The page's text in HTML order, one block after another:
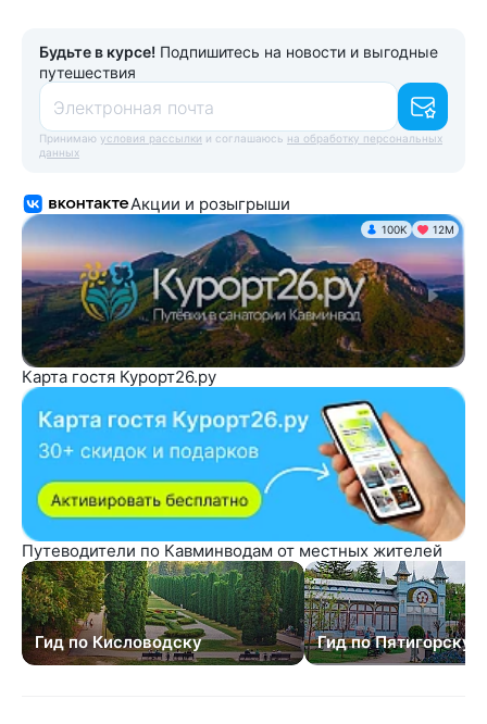
Будьте в курсе! Подпишитесь на новости и выгодные
путешествия
Электронная почта
Принимаю условия рассылки и соглашаюсь на обработку персональных
данных
Акции и розыгрыши
100K 12М
Карта гостя Курорт26.ру
Путеводители по Кавминводам от местных жителей
Гид по Кисловодску Гид по Пятигорску